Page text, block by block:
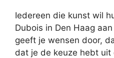
Iedereen die kunst wil
Dubois in Den Haag
geeft je wensen door,
dat je de keuze hebt uit